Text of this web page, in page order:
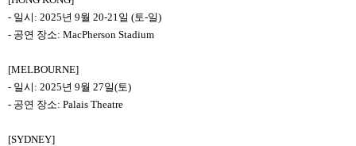
- 일시: 2025년 9월 20-21일 (토-일)
- 공연 장소: MacPherson Stadium
[MELBOURNE]
- 일시: 2025년 9월 27일(토)
- 공연 장소: Palais Theatre
[SYDNEY]